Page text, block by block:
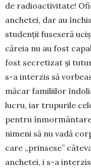
de radioactivitate!
anchetei, dar au
studenţii fuseseră
căreia nu au fost
fost secretizat şi
s-a interzis să
măcar familiilor
lucru, iar tru­purile
pen­tru
nimeni să nu vadă
care „prinsese”
anchetei, i s-a